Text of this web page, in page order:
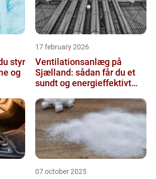
og
17 february 2026
Ventilationsanlæg på
Sjælland: sådan får du et
sundt og energieffektivt
07 october 2025